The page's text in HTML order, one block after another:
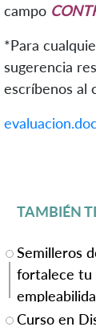
campo
*Para
sugerencia
escríbenos al
TAMBIÉN
Semilleros
fortalece tu
Curso en